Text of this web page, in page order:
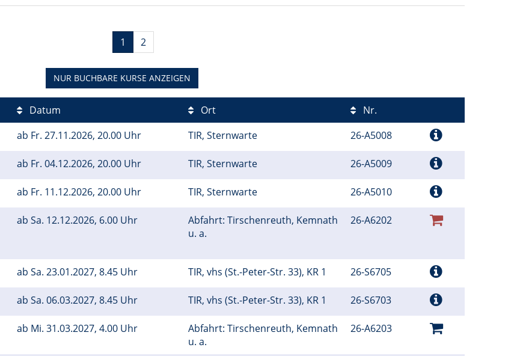
1 2
NUR BUCHBARE KURSE ANZEIGEN
Datum Ort
Nr.
ab Fr. 27.11.2026, 20.00 Uhr TIR, Sternwarte 26-A5008
ab Fr. 04.12.2026, 20.00 Uhr TIR, Sternwarte 26-A5009
ab Fr. 11.12.2026, 20.00 Uhr TIR, Sternwarte 26-A5010
ab Sa. 12.12.2026, 6.00 Uhr
Abfahrt: Tirschenreuth, Kemnath
u. a.
26-A6202
ab Sa. 23.01.2027, 8.45 Uhr TIR, vhs (St.-Peter-Str. 33), KR 1 26-S6705
ab Sa. 06.03.2027, 8.45 Uhr TIR, vhs (St.-Peter-Str. 33), KR 1 26-S6703
ab Mi. 31.03.2027, 4.00 Uhr
Abfahrt: Tirschenreuth, Kemnath
u. a.
26-A6203